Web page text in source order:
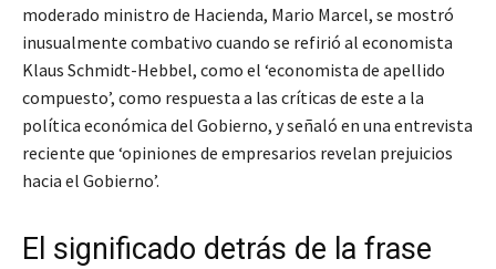
moderado ministro de Hacienda, Mario Marcel, se mostró
inusualmente combativo cuando se refirió al economista
Klaus Schmidt-Hebbel, como el ‘economista de apellido
compuesto’, como respuesta a las críticas de este a la
política económica del Gobierno, y señaló en una entrevista
reciente que ‘opiniones de empresarios revelan prejuicios
hacia el Gobierno’.
El significado detrás de la frase